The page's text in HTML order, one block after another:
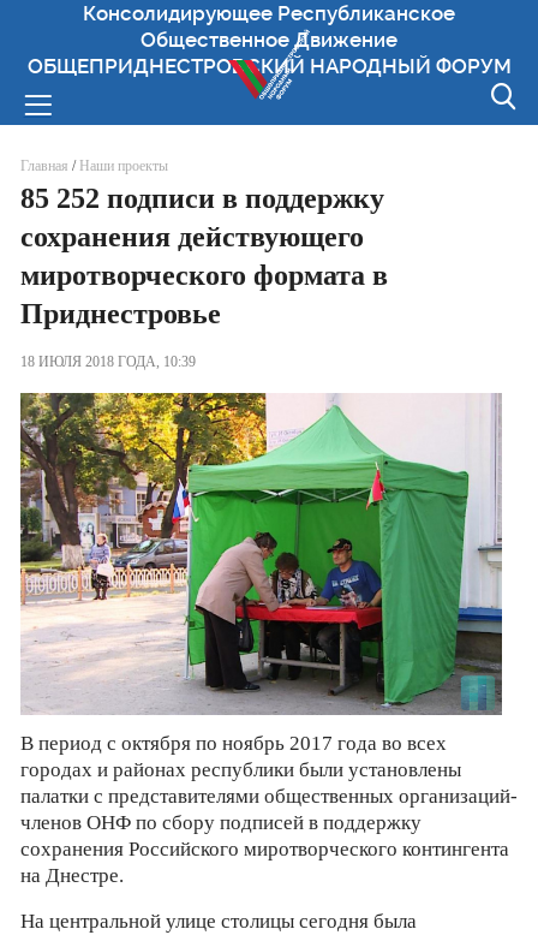
Консолидирующее Республиканское
Общественное Движение
ОБЩЕПРИДНЕСТРОВСКИЙ НАРОДНЫЙ ФОРУМ
Вы здесь
Главная / Наши проекты
85 252 подписи в поддержку
сохранения действующего
миротворческого формата в
Приднестровье
18 ИЮЛЯ 2018 ГОДА, 10:39
В период с октября по ноябрь 2017 года во всех
городах и районах республики были установлены
палатки с представителями общественных организаций-
членов ОНФ по сбору подписей в поддержку
сохранения Российского миротворческого контингента
на Днестре.
На центральной улице столицы сегодня была